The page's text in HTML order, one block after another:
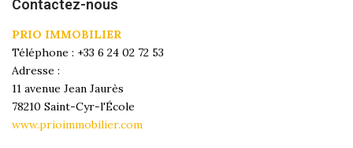
CONTACT
Contactez-nous
PRIO IMMOBILIER
Téléphone : +33 6 24 02 72 53
Adresse :
11 avenue Jean Jaurès
78210 Saint-Cyr-l'École
www.prioimmobilier.com